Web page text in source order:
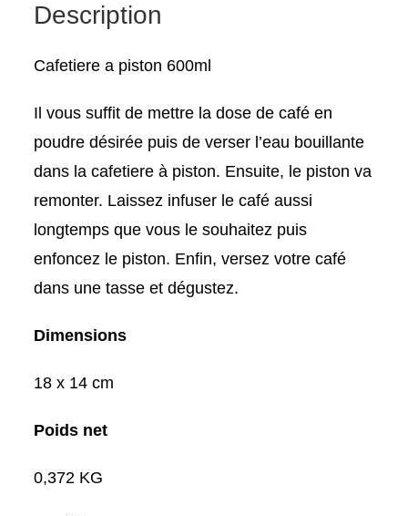
ml
Description
Cafetiere a piston 600ml
Il vous suffit de mettre la dose de café en
poudre désirée puis de verser l’eau bouillante
dans la cafetiere à piston. Ensuite, le piston va
remonter. Laissez infuser le café aussi
longtemps que vous le souhaitez puis
enfoncez le piston. Enfin, versez votre café
dans une tasse et dégustez.
Dimensions
18 x 14 cm
Poids net
0,372 KG